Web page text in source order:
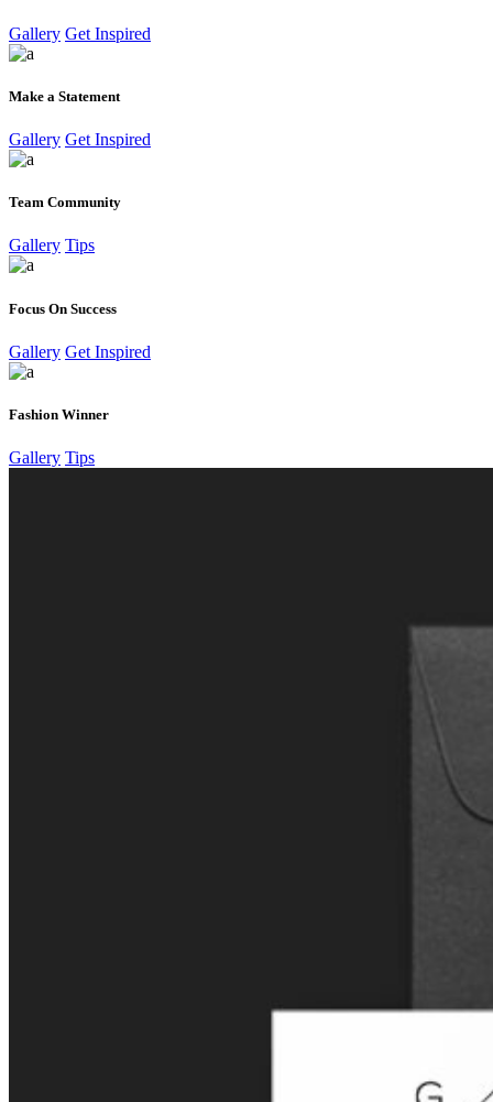
Gallery Get Inspired
Make a Statement
Gallery Get Inspired
Team Community
Gallery Tips
Focus On Success
Gallery Get Inspired
Fashion Winner
Gallery Tips